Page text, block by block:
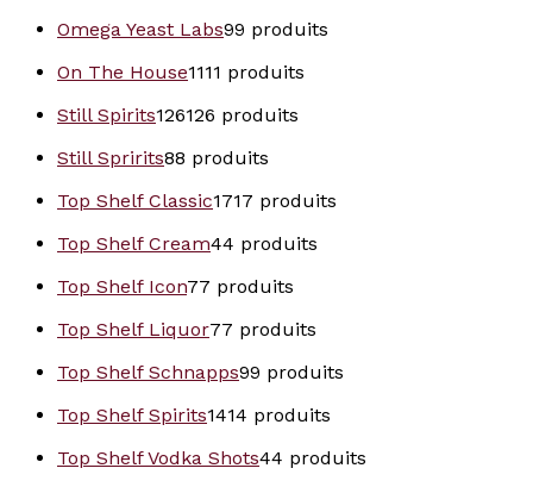
Omega Yeast Labs99 produits
On The House1111 produits
Still Spirits126126 produits
Still Spririts88 produits
Top Shelf Classic1717 produits
Top Shelf Cream44 produits
Top Shelf Icon77 produits
Top Shelf Liquor77 produits
Top Shelf Schnapps99 produits
Top Shelf Spirits1414 produits
Top Shelf Vodka Shots44 produits